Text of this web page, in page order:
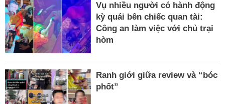
Vụ nhiều người có hành động
kỳ quái bên chiếc quan tài:
Công an làm việc với chủ trại
hòm
Ranh giới giữa review và “bóc
phốt”